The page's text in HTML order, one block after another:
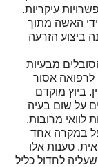
עיקריות.
האשה מתוך
ביצוע הזרעה
מבעיות
לרפואה אסור
ביוץ מוקדם
על שום בעיה
לוואי מרובות,
במקרה אחד
טענות אלו
לחדול כליל